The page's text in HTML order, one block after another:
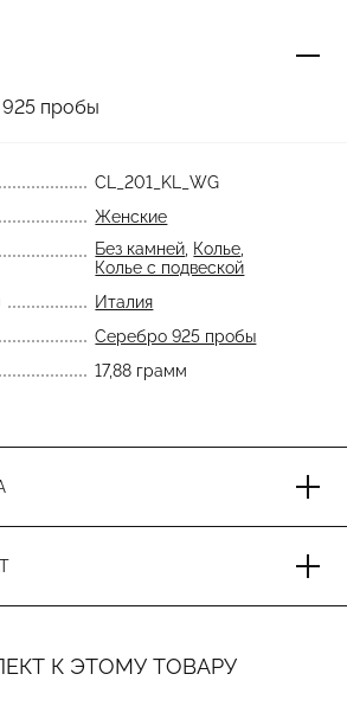
пробы
CL_201_KL_WG
Женские
Без камней Колье
Колье с подвеской
Италия
Серебро 925 пробы
17,88 грамм
К ЭТОМУ ТОВАРУ